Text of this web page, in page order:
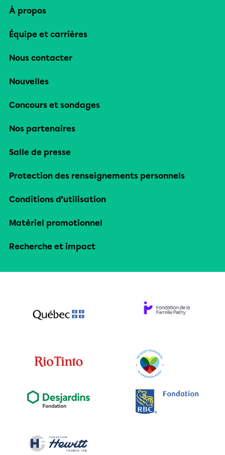
À propos
Équipe et carrières
Nous contacter
Nouvelles
Concours et sondages
Nos partenaires
Salle de presse
Protection des renseignements personnels
Conditions d’utilisation
Matériel promotionnel
Recherche et impact